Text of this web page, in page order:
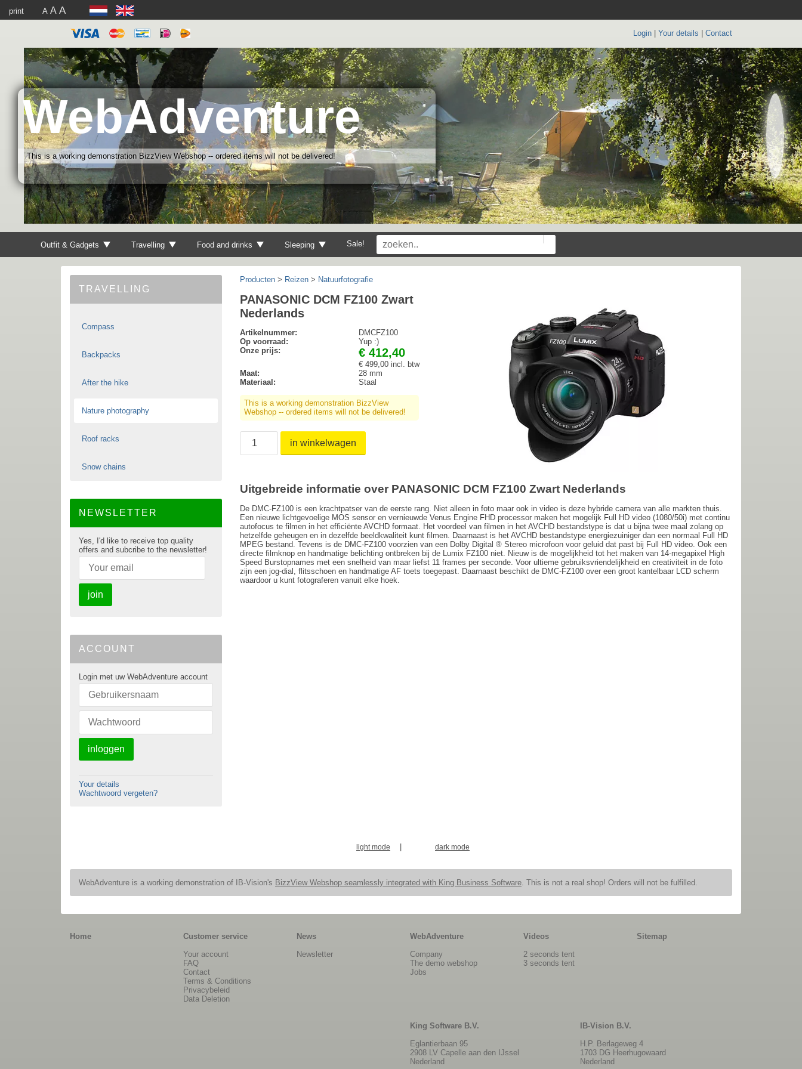
print A A A
Login Your details Contact
WebAdventure
This is a working demonstration BizzView Webshop -- ordered items will not be delivered!
Outfit & Gadgets Travelling Food and drinks Sleeping Sale!
TRAVELLING
Compass
Backpacks
After the hike
Nature photography
Roof racks
Snow chains
NEWSLETTER
Yes, I'd like to receive top quality
offers and subcribe to the newsletter!
join
ACCOUNT
Login met uw WebAdventure account
inloggen
Your details
Wachtwoord vergeten?
Producten > Reizen > Natuurfotografie
PANASONIC DCM FZ100 Zwart
Nederlands
Artikelnummer:
DMCFZ100
Op voorraad:
Yup :)
Onze prijs:
€ 412,40
€ 499,00 incl. btw
Maat:
28 mm
Materiaal:
Staal
This is a working demonstration BizzView
Webshop -- ordered items will not be delivered!
in winkelwagen
Uitgebreide informatie over PANASONIC DCM FZ100 Zwart Nederlands
De DMC-FZ100 is een krachtpatser van de eerste rang. Niet alleen in foto maar ook in video is deze hybride camera van alle markten thuis.
Een nieuwe lichtgevoelige MOS sensor en vernieuwde Venus Engine FHD processor maken het mogelijk Full HD video (1080/50i) met continu
autofocus te filmen in het efficiënte AVCHD formaat. Het voordeel van filmen in het AVCHD bestandstype is dat u bijna twee maal zolang op
hetzelfde geheugen en in dezelfde beeldkwaliteit kunt filmen. Daarnaast is het AVCHD bestandstype energiezuiniger dan een normaal Full HD
MPEG bestand. Tevens is de DMC-FZ100 voorzien van een Dolby Digital ® Stereo microfoon voor geluid dat past bij Full HD video. Ook een
directe filmknop en handmatige belichting ontbreken bij de Lumix FZ100 niet. Nieuw is de mogelijkheid tot het maken van 14-megapixel High
Speed Burstopnames met een snelheid van maar liefst 11 frames per seconde. Voor ultieme gebruiksvriendelijkheid en creativiteit in de foto
zijn een jog-dial, flitsschoen en handmatige AF toets toegepast. Daarnaast beschikt de DMC-FZ100 over een groot kantelbaar LCD scherm
waardoor u kunt fotograferen vanuit elke hoek.
light mode dark mode
WebAdventure is a working demonstration of IB-Vision's BizzView Webshop seamlessly integrated with King Business Software. This is not a real shop! Orders will not be fulfilled.
Home
Customer service
Your account
FAQ
Contact
Terms & Conditions
Privacybeleid
Data Deletion
News
Newsletter
WebAdventure
Company
The demo webshop
Jobs
Videos
2 seconds tent
3 seconds tent
Sitemap
King Software B.V.
Eglantierbaan 95
2908 LV Capelle aan den IJssel
Nederland
IB-Vision B.V.
H.P. Berlageweg 4
1703 DG Heerhugowaard
Nederland